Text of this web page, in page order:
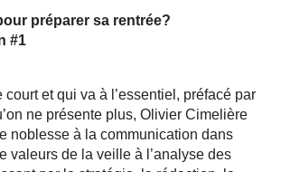
préparer sa rentrée?
#1
court et qui va à l’essentiel, préfacé par
ne présente plus, Olivier Cimelière
noblesse à la communication dans
valeurs de la veille à l’analyse des